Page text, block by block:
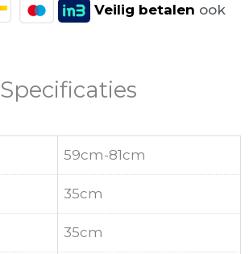
Veilig betalen ook
Specificaties
59cm-81cm
35cm
35cm